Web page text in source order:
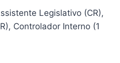
Legislativo (CR),
Controlador Interno (1